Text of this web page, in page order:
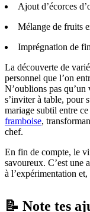
Ajout d’écorces
Mélange de fruits
Imprégnation de
La découverte de
personnel que l’on
N’oublions pas
s’inviter à table, pour
mariage subtil entre
framboise,
chef.
En fin de compte, le
savoureux. C’est une
à l’expérimentation
📝 Note tes